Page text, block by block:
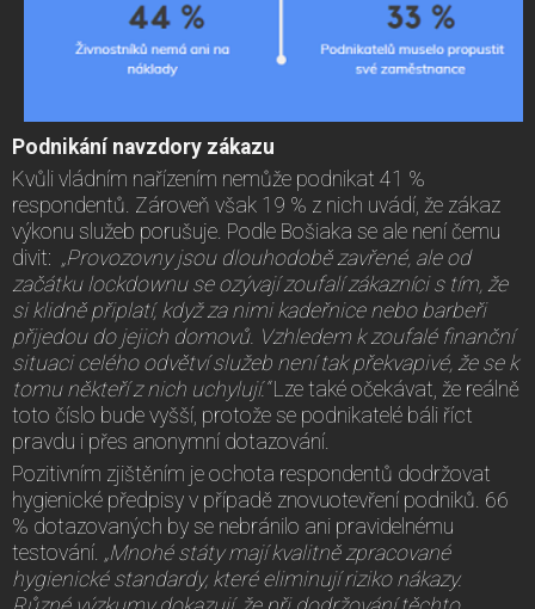
Podnikání navzdory zákazu
Kvůli vládním nařízením nemůže podnikat 41 %
respondentů. Zároveň však 19 % z nich uvádí, že zákaz
výkonu služeb porušuje. Podle Bošiaka se ale není čemu
divit: „Provozovny jsou dlouhodobě zavřené, ale od
začátku lockdownu se ozývají zoufalí zákazníci s tím, že
si klidně připlatí, když za nimi kadeřnice nebo barbeři
přijedou do jejich domovů. Vzhledem k zoufalé finanční
situaci celého odvětví služeb není tak překvapivé, že se k
tomu někteří z nich uchylují.“Lze také očekávat, že reálně
toto číslo bude vyšší, protože se podnikatelé báli říct
pravdu i přes anonymní dotazování.
Pozitivním zjištěním je ochota respondentů dodržovat
hygienické předpisy v případě znovuotevření podniků. 66
% dotazovaných by se nebránilo ani pravidelnému
testování. „Mnohé státy mají kvalitně zpracované
hygienické standardy, které eliminují riziko nákazy.